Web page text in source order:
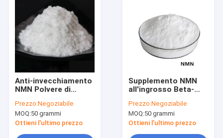
Prodotti
Circa noi
Giro della fabbrica
Controllo di qualità
Richieda una citazione
Anti-invecchiamento
NMN Polvere di
mononucleotide di
alta qualità al 99%
Prezzo:Negoziabile
MOQ:50 grammi
Ottieni l'ultimo prezzo
Supplemento NMN
all'ingrosso Beta-
mononucleotide 99%
polvere di NMN anti-
invecchiamento
Prezzo:Negoziabile
MOQ:50 grammi
Ottieni l'ultimo prezzo